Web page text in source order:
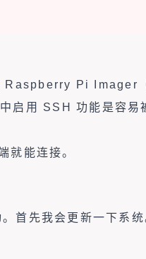
Raspberry Pi Imager
启用 SSH 功能是容易
就能连接。
首先我会更新一下系统